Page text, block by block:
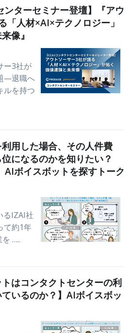
ンターセミナー登壇】『アウ
「人材×AI×テクノロジー」
像』
ー3社が
—退職へ
ルを持つ
利用した場合、その人件費
位になるのかを知りたい？
AIボイスボットを探すトーク
るIZAI社
て約1年
…..
トはコンタクトセンターの利
いるのか？】AIボイスボッ